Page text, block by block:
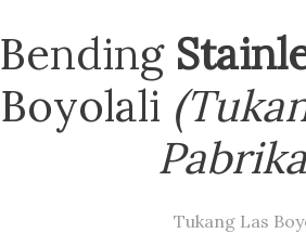
Bending
Boyolali
Tukang Las